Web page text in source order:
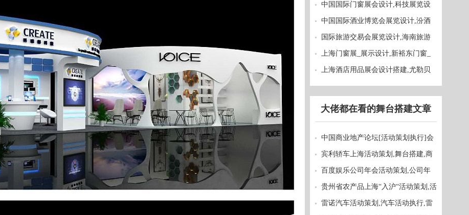
克力展台设计,展览设计公司
中国国际门窗展会设计,科技展览设
计,意利德展台设计搭建,展览搭建
中国国际酒业博览会展览设计,汾酒
集团展位设计搭建
国际旅游交易会展览设计,海南旅游
委沉浸式体验展台设计
上海门窗展_展示设计,新裕东门窗_
展位展台搭建鉴赏,展会展台装修
上海酒店用品展会设计搭建,尤勒贝
特沉浸式体验馆,美湖展台搭建商
大佬都在看的舞台搭建文章
中国商业地产论坛[活动策划执行]会
场布置,完美结束
宾利轿车上海活动策划,舞台搭建,商
务会议策划案例欣赏
百度娱乐公司年会活动策划,公司年
会庆典活动圆满结束
贵州省农产品上海“入沪“活动策划,活
动执行,舞台搭建圆满结束
雷诺汽车活动策划,汽车活动执行,雷